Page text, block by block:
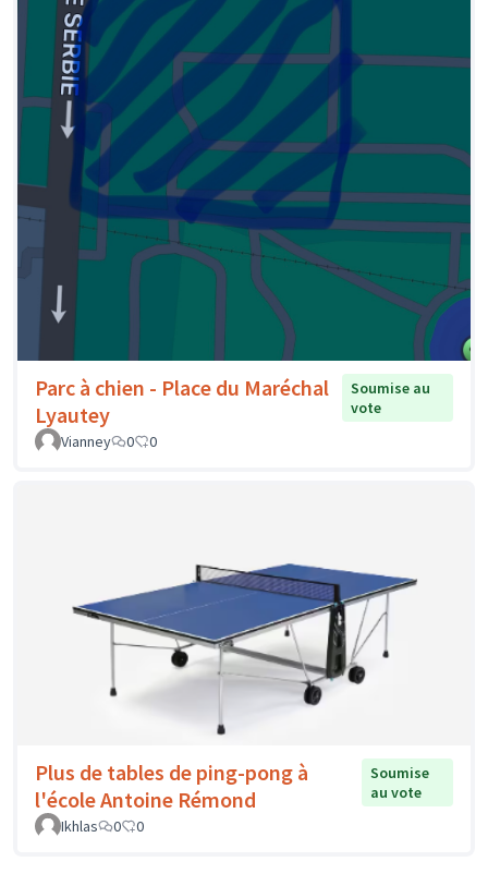
Parc à chien - Place du Maréchal
Lyautey
Soumise au
vote
Vianney
0 0
Plus de tables de ping-pong à
l'école Antoine Rémond
Soumise
au vote
Ikhlas
0 0